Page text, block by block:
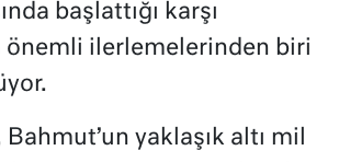
başlattığı karşı
önemli ilerlemelerinden biri
yaklaşık altı mil